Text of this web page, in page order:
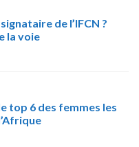
de l’IFCN ?
la voie
top 6 des femmes les